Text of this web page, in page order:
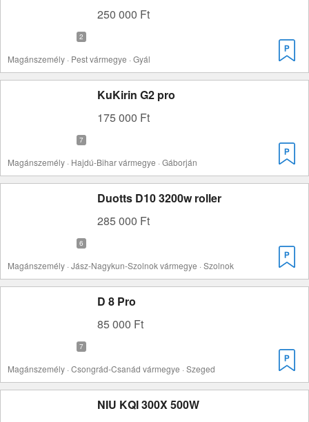
250 000 Ft
Magánszemély · Pest vármegye · Gyál
KuKirin G2 pro
175 000 Ft
Magánszemély · Hajdú-Bihar vármegye · Gáborján
Duotts D10 3200w roller
285 000 Ft
Magánszemély · Jász-Nagykun-Szolnok vármegye · Szolnok
D 8 Pro
85 000 Ft
Magánszemély · Csongrád-Csanád vármegye · Szeged
NIU KQI 300X 500W